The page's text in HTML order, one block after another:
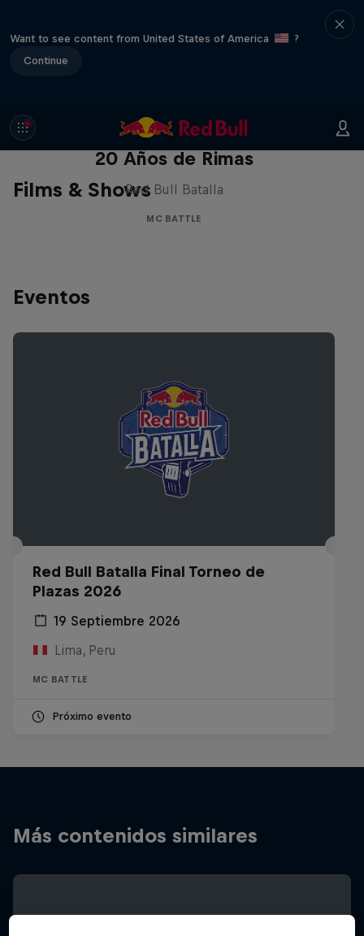
Want to see content from United States of America
?
Continue
Films & Shows
Red Bull Batalla Nueva Historia:
20 Años de Rimas
Red Bull Batalla
MC BATTLE
Eventos
Red Bull Batalla Final Torneo de
Plazas 2026
19 Septiembre 2026
Lima, Peru
MC BATTLE
Próximo evento
Más contenidos similares